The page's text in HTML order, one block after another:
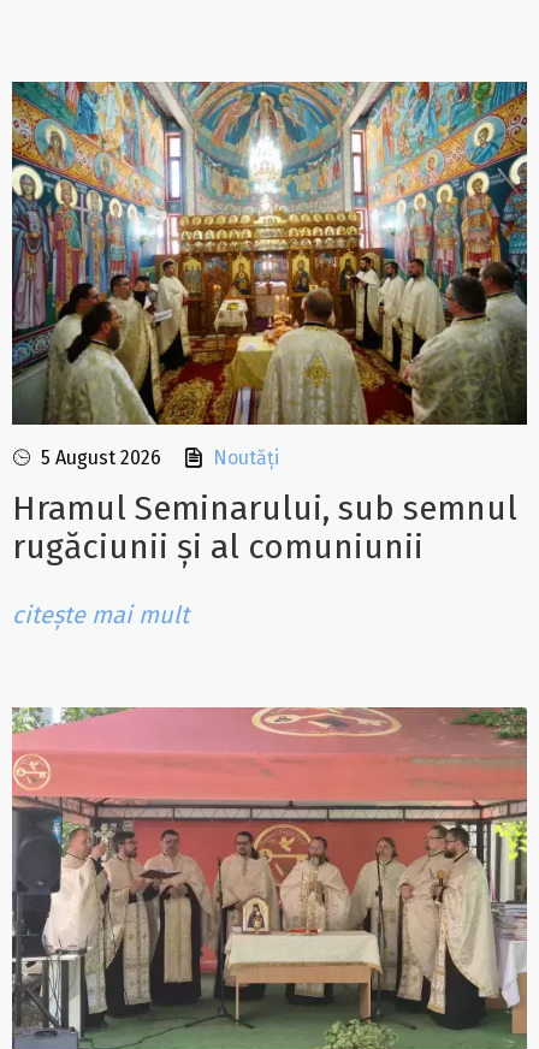
5 August 2026 Noutăți
Hramul Seminarului, sub semnul
rugăciunii și al comuniunii
citește mai mult